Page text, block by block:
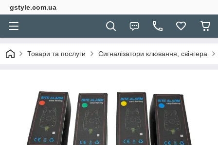
gstyle.com.ua
Товари та послуги Сигналізатори клювання, свінгера